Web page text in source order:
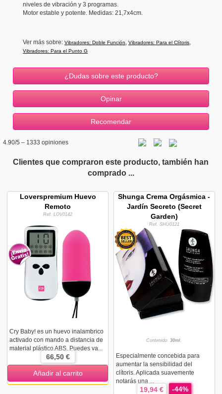
niveles de vibración y 3 programas.
Motor estable y potente. Medidas: 21,7x4cm.
Ver más sobre: Vibradores: Doble Función Vibradores: Para el Clítoris
Vibradores: Para el Punto G
¿Dudas sobre este producto?
4.90/5 – 1333 opiniones
Clientes que compraron este producto, también han
comprado ...
Loverspremium Huevo
Remoto
Ref. LOV0142
Cry Baby! es un huevo inalambrico
activado con mando a distancia de
material plástico ABS. Puedes va...
66,50 €
Añadir al carrito
Shunga Crema Orgásmica -
Jardín Secreto (Secret
Garden)
Ref. SHU0121
Contenido:30ml.
Especialmente concebida para
aumentar la sensibilidad del
clítoris. Aplicada suavemente
notarás una ...
19,94 € -44%